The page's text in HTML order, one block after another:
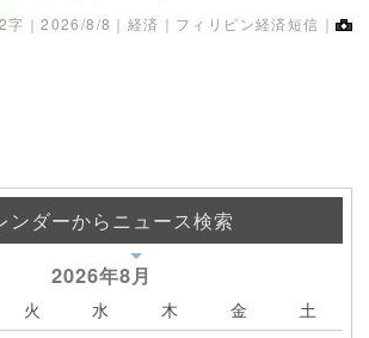
字｜2026/8/8 ｜経済｜フィリピン経済短信｜
ンダーからニュース検索
2026年8月
火 水 木 金 土